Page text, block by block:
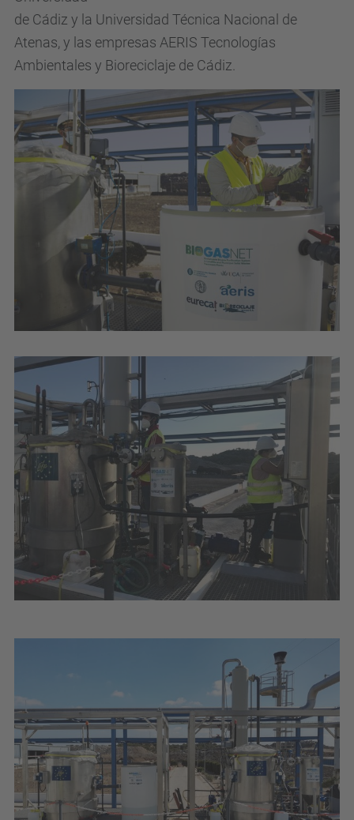
de Cádiz y la Universidad Técnica Nacional de
Atenas, y las empresas AERIS Tecnologías
Ambientales y Bioreciclaje de Cádiz.